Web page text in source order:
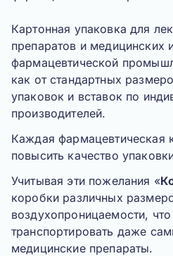
Картонная упаковка для
препаратов и медицинских
фармацевтической
как от стандартных
упаковок и вставок по
производителей.
Каждая фармацевтическая
повысить качество
Учитывая эти пожелания «
коробки различных
воздухопроницаемости,
транспортировать даже
медицинские препараты.